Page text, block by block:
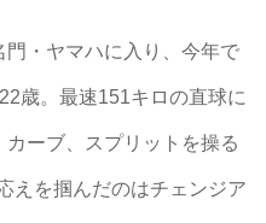
・ヤマハに入り、今年で
歳。最速151キロの直球に
ーブ、スプリットを操る
えを掴んだのはチェンジア